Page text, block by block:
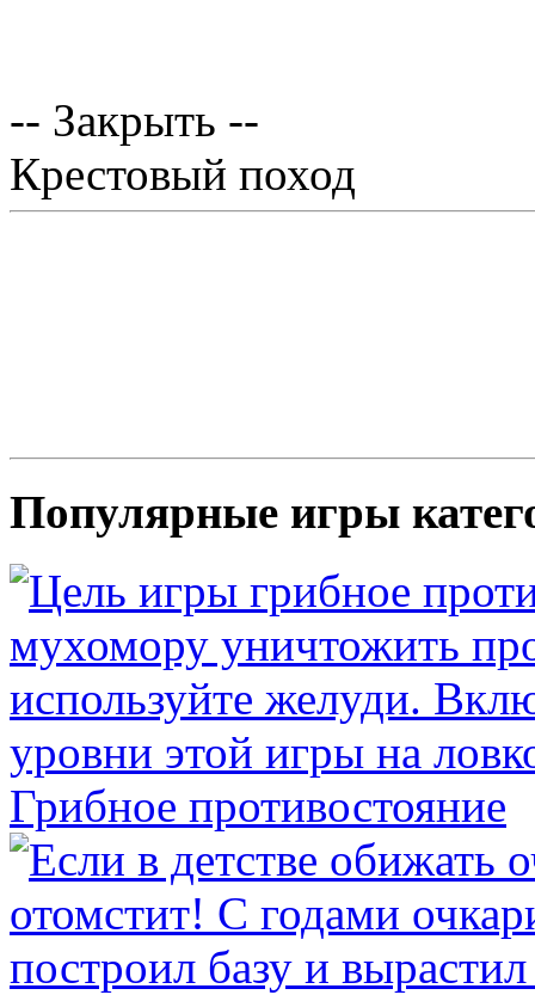
-- Закрыть --
Крестовый поход
Популярные игры
Грибное противостояние